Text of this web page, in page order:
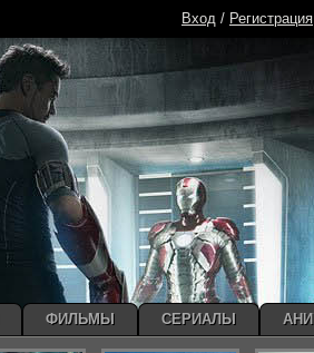
Вход / Регистрация
ФИЛЬМЫ СЕРИАЛЫ